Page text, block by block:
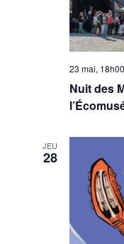
23 mai, 18h00
Nuit des
JEU
28